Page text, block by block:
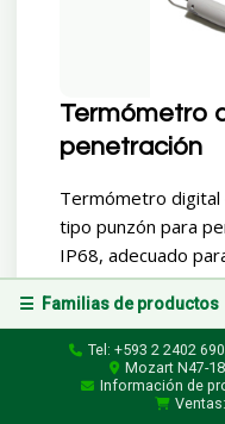
☰ Familias de productos
Familias de productos
Instrumentos de Medición
Termómetro
penetración
Termómetro digital
tipo punzón para
IP68, adecuado
Leer más...
Tel: +593 2 2402 690
Mozart N47-
Información de